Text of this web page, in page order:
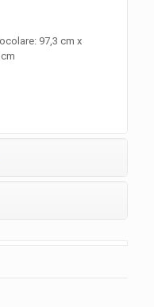
97,3 cm x